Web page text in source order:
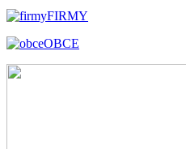
FIRMY
OBCE